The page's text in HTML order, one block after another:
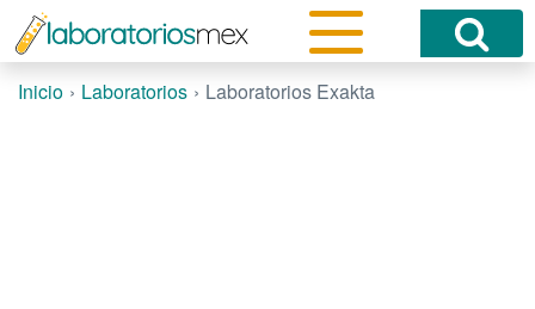
Inicio Laboratorios Laboratorios Exakta